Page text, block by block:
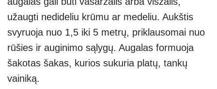
užaugti nedideliu krūmu ar medeliu. Aukštis
svyruoja nuo 1,5 iki 5 metrų, priklausomai nuo
rūšies ir auginimo sąlygų. Augalas formuoja
šakotas šakas, kurios sukuria platų, tankų
vainiką.